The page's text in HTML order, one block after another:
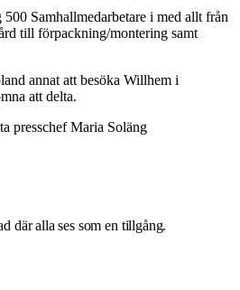
Samhallmedarbetare i med allt från
till förpackning/montering samt
annat att besöka Willhem i
att delta.
presschef Maria Soläng
där alla ses som en tillgång.